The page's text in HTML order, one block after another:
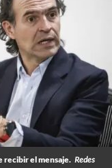
recibir el mensaje. Redes